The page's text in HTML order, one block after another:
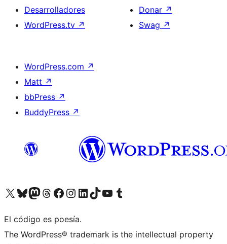
Desarrolladores
WordPress.tv ↗
Donar ↗
Swag ↗
WordPress.com ↗
Matt ↗
bbPress ↗
BuddyPress ↗
Visita nuestra cuenta de X (anteriormente Twitter)
Visita nuestra cuenta de Bluesky
Visita nuestra cuenta de Mastodon
Visita nuestra cuenta de Threads
Visita nuestra página de Facebook
Visita nuestra cuenta de Instagram
Visita nuestra cuenta de LinkedIn
Visita nuestra cuenta de TikTok
Visita nuestro canal de YouTube
Visita nuestra cuenta de Tumblr
El código es poesía.
The WordPress® trademark is the intellectual property